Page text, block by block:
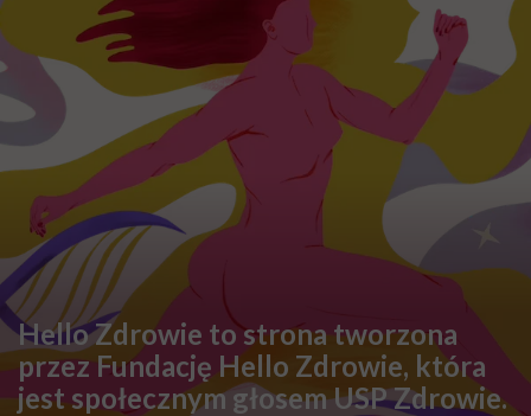
Hello Zdrowie to strona tworzona
przez Fundację Hello Zdrowie, która
jest społecznym głosem USP Zdrowie.